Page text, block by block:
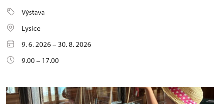
Výstava
Lysice
9. 6. 2026 – 30. 8. 2026
9.00 – 17.00